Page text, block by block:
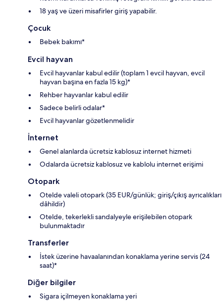
18 yaş ve üzeri misafirler giriş yapabilir.
Çocuk
Bebek bakımı*
Evcil hayvan
Evcil hayvanlar kabul edilir (toplam 1 evcil hayvan, evcil
hayvan başına en fazla 15 kg)*
Rehber hayvanlar kabul edilir
Sadece belirli odalar*
Evcil hayvanlar gözetlenmelidir
İnternet
Genel alanlarda ücretsiz kablosuz internet hizmeti
Odalarda ücretsiz kablosuz ve kablolu internet erişimi
Otopark
Otelde valeli otopark (35 EUR/günlük; giriş/çıkış ayrıcalıkları
dâhildir)
Otelde, tekerlekli sandalyeyle erişilebilen otopark
bulunmaktadır
Transferler
İstek üzerine havaalanından konaklama yerine servis (24
saat)*
Diğer bilgiler
Sigara içilmeyen konaklama yeri